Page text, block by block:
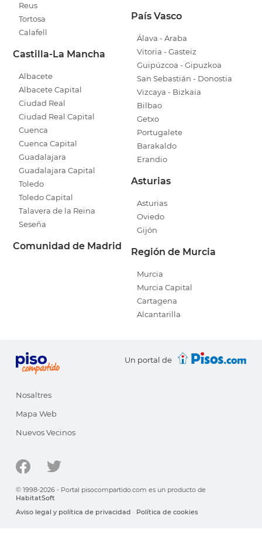
Reus
Tortosa
Calafell
Castilla-La Mancha
Albacete
Albacete Capital
Ciudad Real
Ciudad Real Capital
Cuenca
Cuenca Capital
Guadalajara
Guadalajara Capital
Toledo
Toledo Capital
Talavera de la Reina
Seseña
Comunidad de Madrid
País Vasco
Álava - Araba
Vitoria - Gasteiz
Guipúzcoa - Gipuzkoa
San Sebastián - Donostia
Vizcaya - Bizkaia
Bilbao
Getxo
Portugalete
Barakaldo
Erandio
Asturias
Asturias
Oviedo
Gijón
Región de Murcia
Murcia
Murcia Capital
Cartagena
Alcantarilla
Un portal de
Nosaltres
Mapa Web
Nuevos Vecinos
© 1998-2026 - Portal pisocompartido.com es un producto de
HabitatSoft
Aviso legal y política de privacidad · Política de cookies